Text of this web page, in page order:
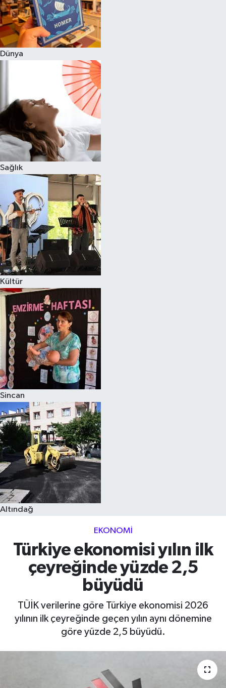
Dünya
Sağlık
Kültür
Sincan
Altındağ
EKONOMI
Türkiye ekonomisi yılın ilk
çeyreğinde yüzde 2,5
büyüdü
TÜİK verilerine göre Türkiye ekonomisi 2026
yılının ilk çeyreğinde geçen yılın aynı dönemine
göre yüzde 2,5 büyüdü.